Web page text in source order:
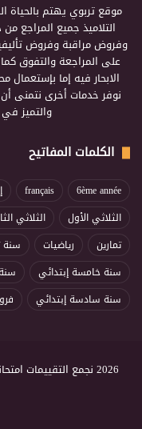
موقع تربوي يهتم بالحياة
التلاميذ جميع المراجع
وفروض مراقبة وفروض
على المراجعة والتفوق
الابحار فيه إما بإستعمال
نوفر خدمات أخرى نتمنى
والتميز
الكلمات المفاتيح
6ème année
français
الثلاثي الأول
الثلاثي
تمارين
رياضيات
سنة خامسة إبتدائي
سنة سادسة إبتدائي
2026 نجمع التقييمات امتحانات دروس و تلاخيص لكل المستويات |